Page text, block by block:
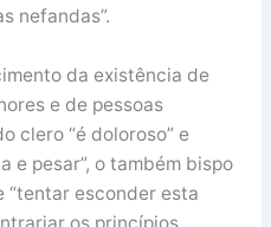
nefandas”.
da existência de
e de pessoas
clero “é doloroso” e
e pesar”, o também bispo
“tentar esconder esta